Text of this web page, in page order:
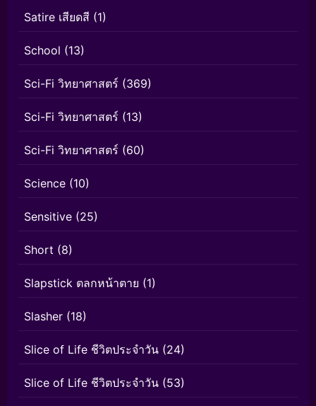
Satire เสียดสี (1)
School (13)
Sci-Fi วิทยาศาสตร์ (369)
Sci-Fi วิทยาศาสตร์ (13)
Sci-Fi วิทยาศาสตร์ (60)
Science (10)
Sensitive (25)
Short (8)
Slapstick ตลกหน้าตาย (1)
Slasher (18)
Slice of Life ชีวิตประจำวัน (24)
Slice of Life ชีวิตประจำวัน (53)